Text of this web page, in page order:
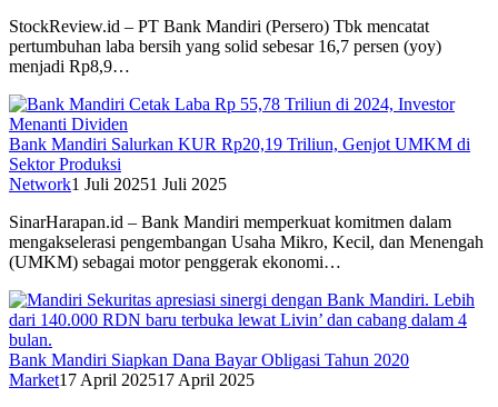
StockReview.id – PT Bank Mandiri (Persero) Tbk mencatat
pertumbuhan laba bersih yang solid sebesar 16,7 persen (yoy)
menjadi Rp8,9…
Bank Mandiri Salurkan KUR Rp20,19 Triliun, Genjot UMKM di
Sektor Produksi
Network1 Juli 20251 Juli 2025
SinarHarapan.id – Bank Mandiri memperkuat komitmen dalam
mengakselerasi pengembangan Usaha Mikro, Kecil, dan Menengah
(UMKM) sebagai motor penggerak ekonomi…
Bank Mandiri Siapkan Dana Bayar Obligasi Tahun 2020
Market17 April 202517 April 2025